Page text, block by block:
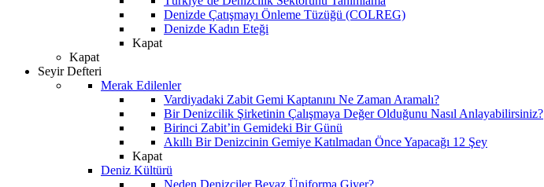
Denizde Çatışmayı Önleme Tüzüğü (COLREG)
Denizde Kadın Eteği
Kapat
Kapat
Seyir Defteri
Merak Edilenler
Vardiyadaki Zabit Gemi Kaptanını Ne Zaman Aramalı?
Bir Denizcilik Şirketinin Çalışmaya Değer Olduğunu Nasıl Anlayabilirsiniz?
Birinci Zabit’in Gemideki Bir Günü
Akıllı Bir Denizcinin Gemiye Katılmadan Önce Yapacağı 12 Şey
Kapat
Deniz Kültürü
Neden Denizciler Beyaz Üniforma Giyer?